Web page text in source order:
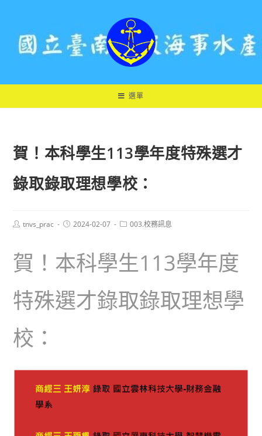
選單
賀！本科學生113學年度特殊選才
錄取錄取理想學校：
Posttnvs_prac
Post2024-02-07
Post003.校務訊息
賀！本科學生113學年度
特殊選才錄取錄取理想學
校：